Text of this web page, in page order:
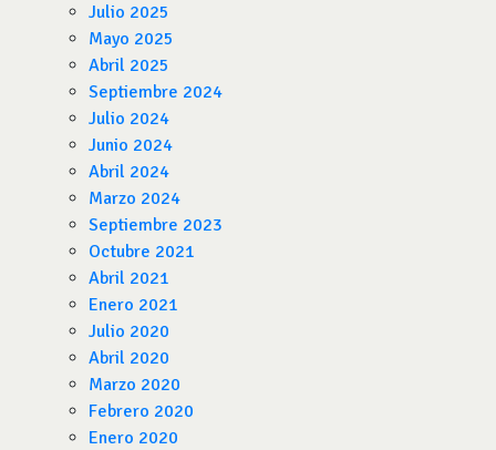
Julio 2025
Mayo 2025
Abril 2025
Septiembre 2024
Julio 2024
Junio 2024
Abril 2024
Marzo 2024
Septiembre 2023
Octubre 2021
Abril 2021
Enero 2021
Julio 2020
Abril 2020
Marzo 2020
Febrero 2020
Enero 2020